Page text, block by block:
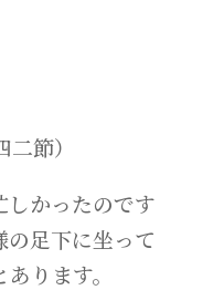
節）
かったのです
足下に坐って
ります。